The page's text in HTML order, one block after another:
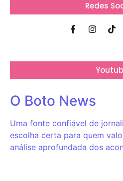
Redes
O Boto News
Uma fonte confiável de
escolha certa para quem
análise aprofundada dos